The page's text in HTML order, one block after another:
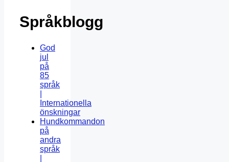
Språkblogg
God
jul
på
85
språk
Internationella
önskningar
Hundkommandon
på
andra
språk